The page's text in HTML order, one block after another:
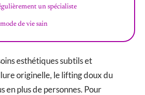
un spécialiste
de vie sain
esthétiques subtils et
originelle, le lifting doux du
en plus de personnes. Pour